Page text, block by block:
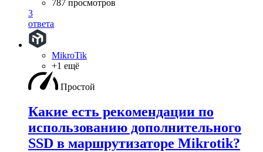
787 просмотров
3
ответа
MikroTik
+1 ещё
Простой
Какие есть рекомендации по
использованию дополнительного
SSD в маршрутизаторе Mikrotik?